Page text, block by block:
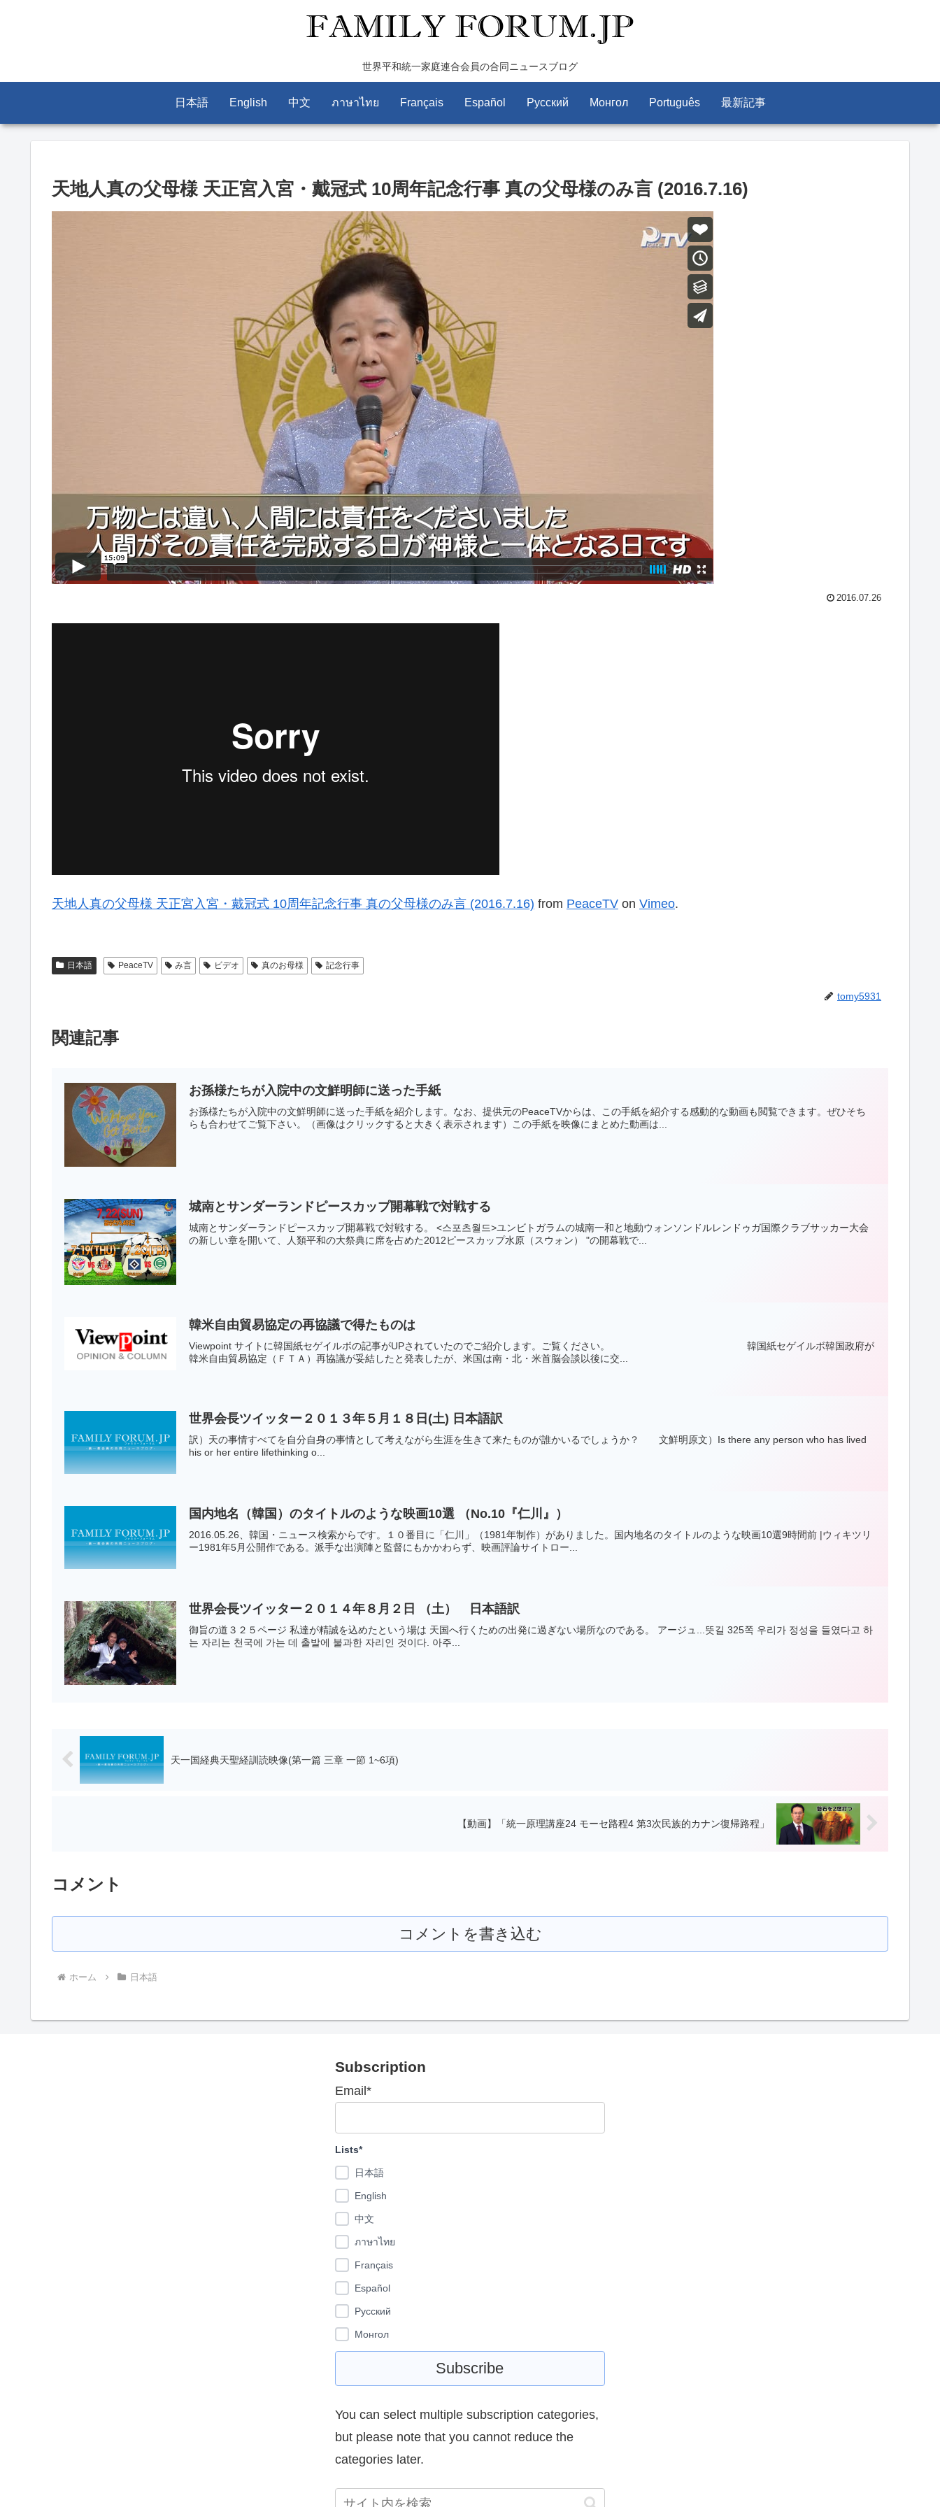
世界平和統一家庭連合会員の合同ニュースブログ
日本語 English 中文 ภาษาไทย Français Español Pусский Монгол Português 最新記事
天地人真の父母様 天正宮入宮・戴冠式 10周年記念行事 真の父母様のみ言 (2016.7.16)
2016.07.26
天地人真の父母様 天正宮入宮・戴冠式 10周年記念行事 真の父母様のみ言 (2016.7.16) from PeaceTV on Vimeo.
日本語 PeaceTV み言 ビデオ 真のお母様 記念行事
tomy5931
関連記事
お孫様たちが入院中の文鮮明師に送った手紙
お孫様たちが入院中の文鮮明師に送った手紙を紹介します。なお、提供元のPeaceTVからは、この手紙を紹介する感動的な動画も閲覧できます。ぜひそち
らも合わせてご覧下さい。（画像はクリックすると大きく表示されます）この手紙を映像にまとめた動画は...
城南とサンダーランドピースカップ開幕戦で対戦する
城南とサンダーランドピースカップ開幕戦で対戦する。 <스포츠월드>ユンビトガラムの城南一和と地動ウォンソンドルレンドゥガ国際クラブサッカー大会
の新しい章を開いて、人類平和の大祭典に席を占めた2012ピースカップ水原（スウォン） "の開幕戦で...
韓米自由貿易協定の再協議で得たものは
Viewpoint サイトに韓国紙セゲイルボの記事がUPされていたのでご紹介します。ご覧ください。 韓国紙セゲイルボ韓国政府が
韓米自由貿易協定（ＦＴＡ）再協議が妥結したと発表したが、米国は南・北・米首脳会談以後に交...
世界会長ツイッター２０１３年５月１８日(土) 日本語訳
訳）天の事情すべてを自分自身の事情として考えながら生涯を生きて来たものが誰かいるでしょうか？ 文鮮明原文）Is there any person who has lived
his or her entire lifethinking o...
国内地名（韓国）のタイトルのような映画10選 （No.10『仁川』）
2016.05.26、韓国・ニュース検索からです。１０番目に「仁川」（1981年制作）がありました。国内地名のタイトルのような映画10選9時間前 |ウィキツリ
ー1981年5月公開作である。派手な出演陣と監督にもかかわらず、映画評論サイトロー...
世界会長ツイッター２０１４年８月２日 （土） 日本語訳
御旨の道３２５ページ 私達が精誠を込めたという場は 天国へ行くための出発に過ぎない場所なのである。 アージュ...뜻길 325쪽 우리가 정성을 들였다고 하
는 자리는 천국에 가는 데 출발에 불과한 자리인 것이다. 아주...
天一国経典天聖経訓読映像(第一篇 三章 一節 1~6項)
【動画】「統一原理講座24 モーセ路程4 第3次民族的カナン復帰路程」
コメント
コメントを書き込む
ホーム 日本語
Subscription
Email*
Lists*
日本語
English
中文
ภาษาไทย
Français
Español
Pусский
Монгол
You can select multiple subscription categories,
but please note that you cannot reduce the
categories later.